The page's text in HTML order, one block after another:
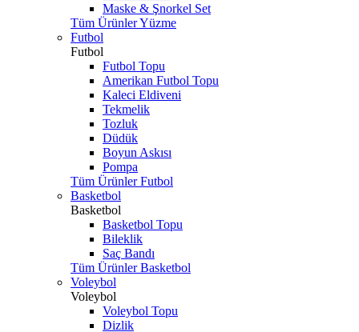
Maske & Şnorkel Set
Tüm Ürünler Yüzme
Futbol
Futbol
Futbol Topu
Amerikan Futbol Topu
Kaleci Eldiveni
Tekmelik
Tozluk
Düdük
Boyun Askısı
Pompa
Tüm Ürünler Futbol
Basketbol
Basketbol
Basketbol Topu
Bileklik
Saç Bandı
Tüm Ürünler Basketbol
Voleybol
Voleybol
Voleybol Topu
Dizlik